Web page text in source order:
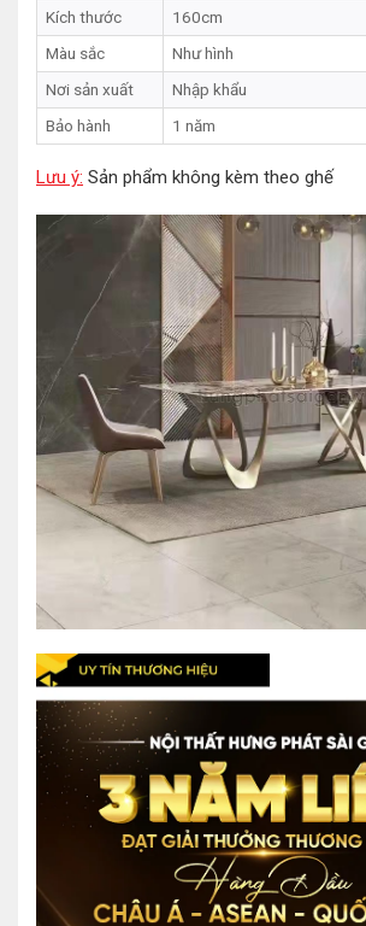
Kích thước
160cm
Màu sắc
Như hình
Nơi sản xuất
Nhập khẩu
Bảo hành
1 năm
Lưu ý: Sản phẩm không kèm theo ghế